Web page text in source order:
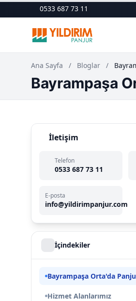
0533 687 73 11
Ana Sayfa / Bloglar /
Bayrampaşa
İletişim
Telefon
0533 687 73 11
E-posta
info@yildirimpanjur.com
İçindekiler
Bayrampaşa Orta'da
Hizmet Alanlarımız